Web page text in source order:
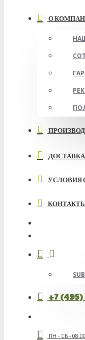
О
УСЛОВИЯ
+7 (495)
ПН - СБ -